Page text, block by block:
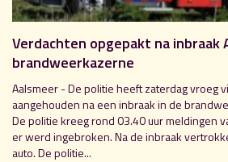
Verdachten opgepakt na inbraak
brandweerkazerne
Aalsmeer - De politie heeft zaterdag vroeg
aangehouden na een inbraak in de
De politie kreeg rond 03.40 uur meldingen
er werd ingebroken. Na de inbraak
auto. De politie...